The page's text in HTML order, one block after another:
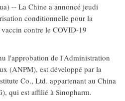
-- La Chine a annoncé jeudi
conditionnelle pour la
contre le COVID-19
l'approbation de l'Administration
(ANPM), est développé par la
Co., Ltd. appartenant au China
qui est affilié à Sinopharm.